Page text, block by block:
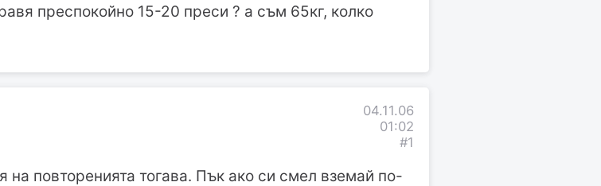
преспокойно 15-20 преси ? а съм 65кг, колко
04.11.06
01:02
#1
повторенията тогава. Пък ако си смел вземай по-